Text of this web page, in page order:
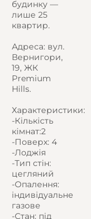
будинку —
лише 25
квартир.
Адреса: вул.
Вернигори,
19, ЖК
Premium
Hills.
Характеристики:
-Кількість
кімнат:2
-Поверх: 4
-Лоджія
-Тип стін:
цегляний
-Опалення:
індивідуальне
газове
-Стан: під